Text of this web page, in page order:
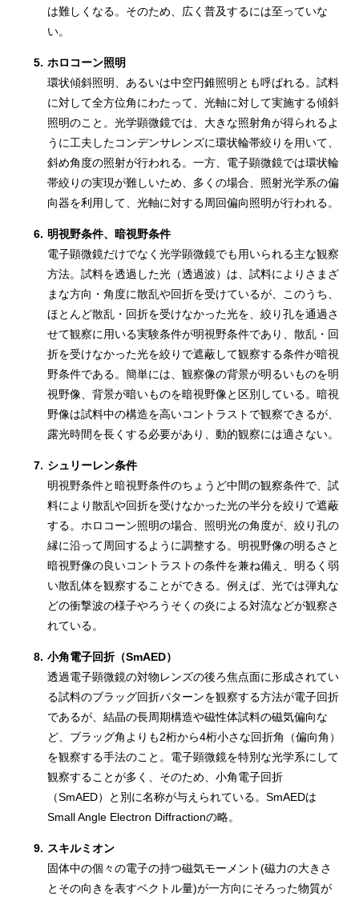
は難しくなる。そのため、広く普及するには至っていな
い。
5. ホロコーン照明
環状傾斜照明、あるいは中空円錐照明とも呼ばれる。試料
に対して全方位角にわたって、光軸に対して実施する傾斜
照明のこと。光学顕微鏡では、大きな照射角が得られるよ
うに工夫したコンデンサレンズに環状輪帯絞りを用いて、
斜め角度の照射が行われる。一方、電子顕微鏡では環状輪
帯絞りの実現が難しいため、多くの場合、照射光学系の偏
向器を利用して、光軸に対する周回偏向照明が行われる。
6. 明視野条件、暗視野条件
電子顕微鏡だけでなく光学顕微鏡でも用いられる主な観察
方法。試料を透過した光（透過波）は、試料によりさまざ
まな方向・角度に散乱や回折を受けているが、このうち、
ほとんど散乱・回折を受けなかった光を、絞り孔を通過さ
せて観察に用いる実験条件が明視野条件であり、散乱・回
折を受けなかった光を絞りで遮蔽して観察する条件が暗視
野条件である。簡単には、観察像の背景が明るいものを明
視野像、背景が暗いものを暗視野像と区別している。暗視
野像は試料中の構造を高いコントラストで観察できるが、
露光時間を長くする必要があり、動的観察には適さない。
7. シュリーレン条件
明視野条件と暗視野条件のちょうど中間の観察条件で、試
料により散乱や回折を受けなかった光の半分を絞りで遮蔽
する。ホロコーン照明の場合、照明光の角度が、絞り孔の
縁に沿って周回するように調整する。明視野像の明るさと
暗視野像の良いコントラストの条件を兼ね備え、明るく弱
い散乱体を観察することができる。例えば、光では弾丸な
どの衝撃波の様子やろうそくの炎による対流などが観察さ
れている。
8. 小角電子回折（SmAED）
透過電子顕微鏡の対物レンズの後ろ焦点面に形成されてい
る試料のブラッグ回折パターンを観察する方法が電子回折
であるが、結晶の長周期構造や磁性体試料の磁気偏向な
ど、ブラッグ角よりも2桁から4桁小さな回折角（偏向角）
を観察する手法のこと。電子顕微鏡を特別な光学系にして
観察することが多く、そのため、小角電子回折
（SmAED）と別に名称が与えられている。SmAEDは
Small Angle Electron Diffractionの略。
9. スキルミオン
固体中の個々の電子の持つ磁気モーメント(磁力の大きさ
とその向きを表すベクトル量)が一方向にそろった物質が